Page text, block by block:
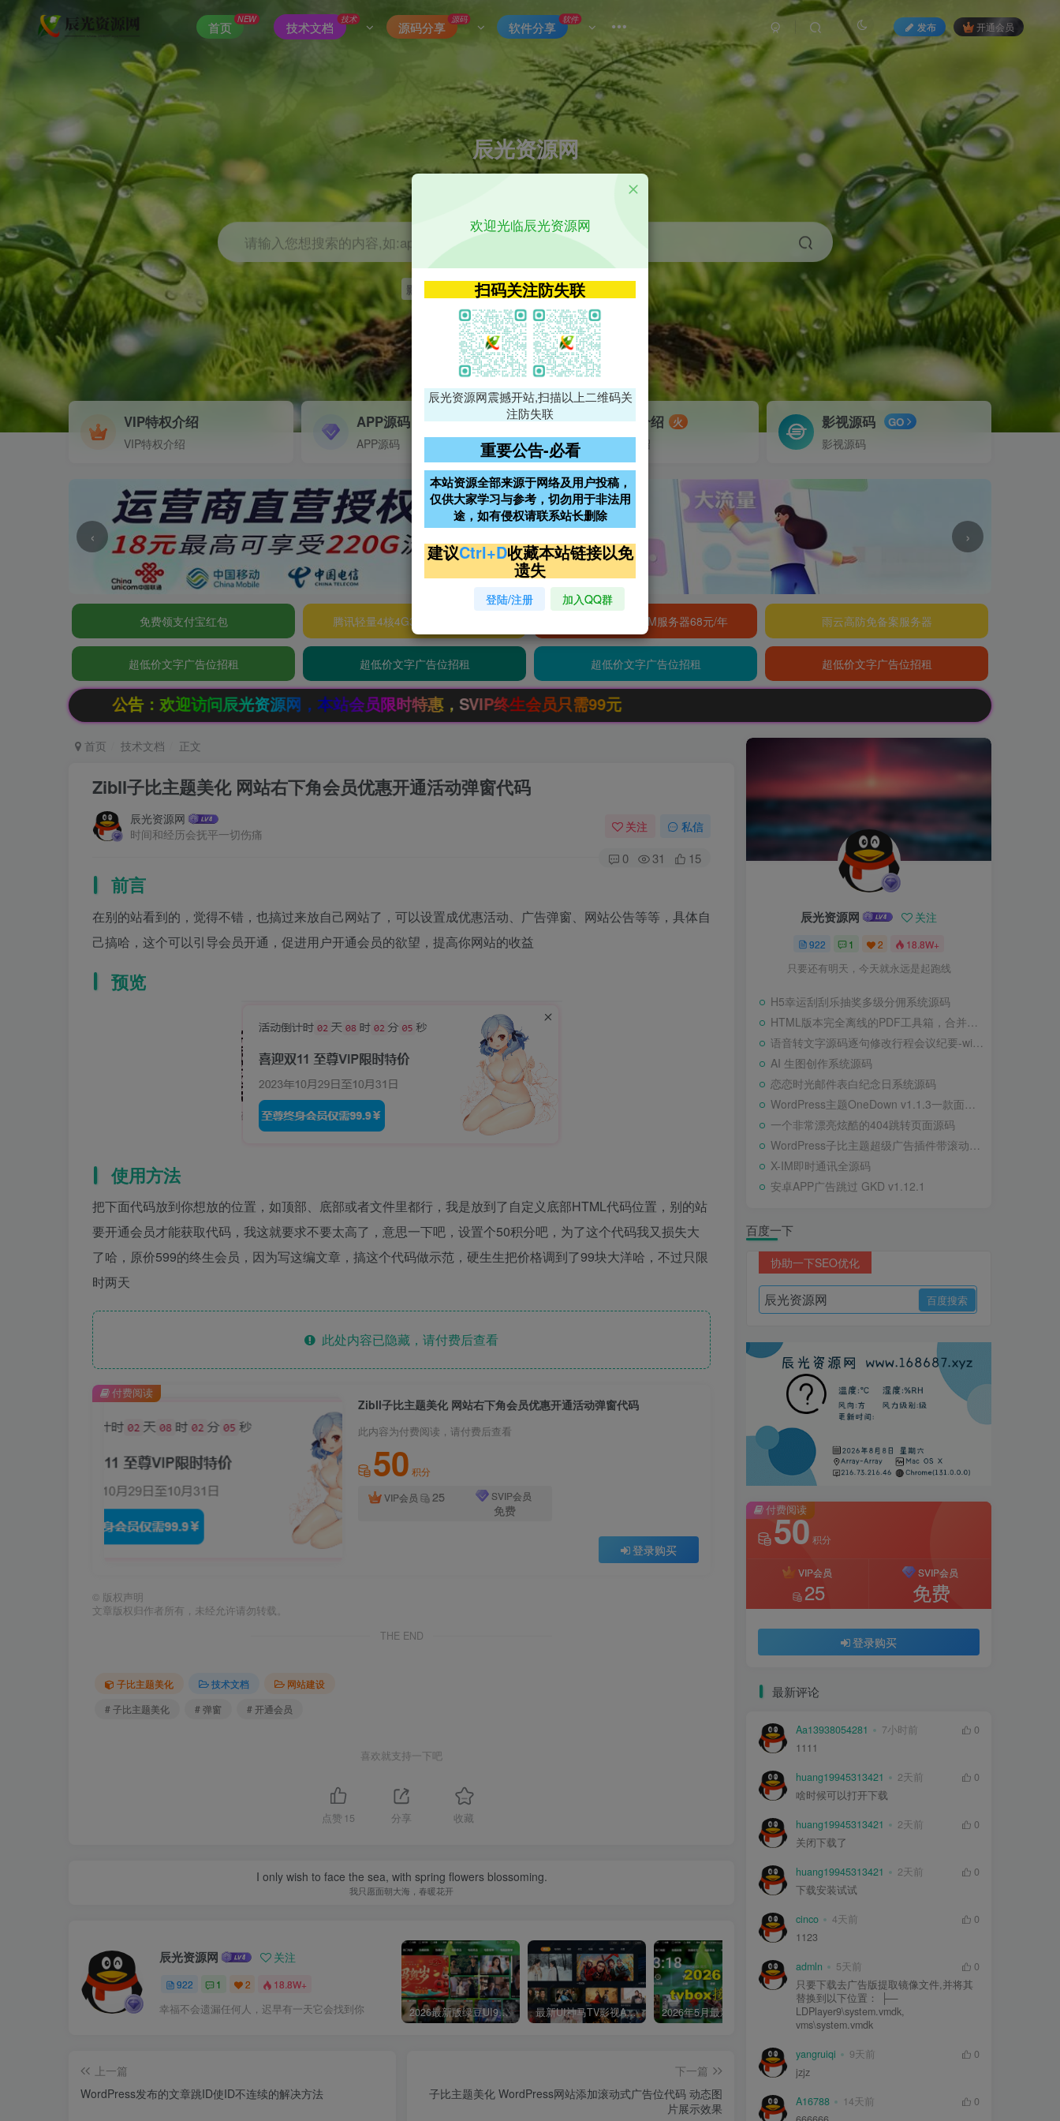
首页
NEW
技术文档
技术
源码分享
源码
软件分享
软件
发布 开通会员
辰光资源网
优质的网络资源分享平台
请输入您想搜索的内容,如:app源码
影视 神马 getapp 原神
VIP特权介绍
VIP特权介绍
APP源码
APP源码
VIP特权介绍 火
VIP特权介绍
影视源码 GO
影视源码
‹ ›
免费领支付宝红包 腾讯轻量4核4G3M服务器38元/年 阿里云2核2G200M服务器68元/年 雨云高防免备案服务器
超低价文字广告位招租 超低价文字广告位招租 超低价文字广告位招租 超低价文字广告位招租
迎访问辰光资源网，本站会员限时特惠，SVIP终生会员只需99元
首页 技术文档 正文
Zibll子比主题美化 网站右下角会员优惠开通活动弹窗代码
辰光资源网
时间和经历会抚平一切伤痛
关注 私信
0 31 15
前言
在别的站看到的，觉得不错，也搞过来放自己网站了，可以设置成优惠活动、广告弹窗、网站公告等等，具体自
己搞哈，这个可以引导会员开通，促进用户开通会员的欲望，提高你网站的收益
预览
使用方法
把下面代码放到你想放的位置，如顶部、底部或者文件里都行，我是放到了自定义底部HTML代码位置，别的站
要开通会员才能获取代码，我这就要求不要太高了，意思一下吧，设置个50积分吧，为了这个代码我又损失大
了哈，原价599的终生会员，因为写这编文章，搞这个代码做示范，硬生生把价格调到了99块大洋哈，不过只限
时两天
此处内容已隐藏，请付费后查看
Zibll子比主题美化 网站右下角会员优惠开通活动弹窗代码
此内容为付费阅读，请付费后查看
50 积分
VIP会员
25 SVIP会员
免费
登录购买
付费阅读
© 版权声明
文章版权归作者所有，未经允许请勿转载。
THE END
子比主题美化 技术文档
网站建设
# 子比主题美化
# 弹窗 # 开通会员
喜欢就支持一下吧
点赞 15 分享 收藏
I only wish to face the sea, with spring flowers blossoming.
我只愿面朝大海，春暖花开
辰光资源网 关注
922 1 2 18.8W+
幸福不会遗漏任何人，迟早有一天它会找到你 2026最新版绿豆UI9双端影视APP源码 最新UI神马TV影视APP源码 乐檬影视苹果CMS后台 包含前后端源码 最新tvbox绿豆盒子UI8影视APP源码新增后台添加直播及加密功能 TV端影视APP反编译源码支持会员系统/代理系统/直播/自带免签收款/批量生成卡密
上一篇
WordPress发布的文章跳ID使ID不连续的解决方法
下一篇
子比主题美化 WordPress网站添加滚动式广告位代码 动态图
片展示效果
辰光资源网 关注
922 1 2 18.8W+
只要还有明天，今天就永远是起跑线
H5幸运刮刮乐抽奖多级分佣系统源码
HTML版本完全离线的PDF工具箱，合并、拆分、旋转、删除、PDF转图片、图片转PDF
语音转文字源码逐句修改行程会议纪要-wisper版本
AI 生图创作系统源码
恋恋时光邮件表白纪念日系统源码
WordPress主题OneDown v1.1.3一款面向个人站长的资源下载、技术教程、内容资讯类站点的 WordPress 主题
一个非常漂亮炫酷的404跳转页面源码
WordPress子比主题超级广告插件带滚动公告
X-IM即时通讯全源码
安卓APP广告跳过 GKD v1.12.1
百度一下
协助一下SEO优化
付费阅读
50积分
VIP会员
25
SVIP会员
免费
登录购买
最新评论
Aa13938054281 7小时前
0
1111
huang19945313421 2天前
0
啥时候可以打开下载
huang19945313421 2天前
0
关闭下载了
huang19945313421 2天前
0
下载安装试试
cinco 4天前
0
1123
admln 5天前
0
只要下载去广告版提取镜像文件,并将其
替换到以下位置： ├—
LDPlayer9\system.vmdk,
vms\system.vmdk
yangruiqi 9天前
0
jzjz
A16788 14天前
0
欢迎光临辰光资源网
扫码关注防失联
辰光资源网震撼开站,扫描以上二维码关
注防失联
重要公告-必看
本站资源全部来源于网络及用户投稿，
仅供大家学习与参考，切勿用于非法用
途，如有侵权请联系站长删除
建议Ctrl+D收藏本站链接以免
遗失
登陆/注册 加入QQ群